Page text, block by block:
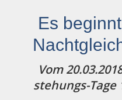
Es
Vom
stehungs-Tage